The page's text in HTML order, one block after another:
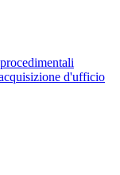
d'ufficio